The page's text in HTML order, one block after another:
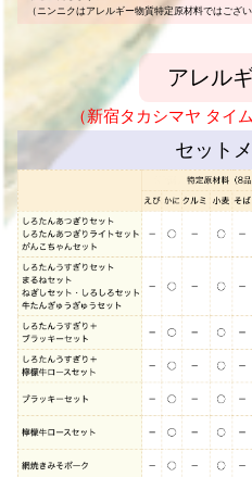
（ニンニクはアレルギー物質特定原材料ではござい
アレル
（新宿タカシマヤ タイ
セット